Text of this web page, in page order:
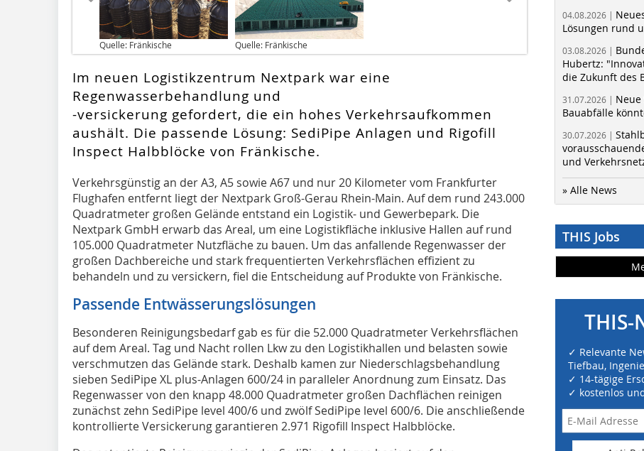
Quelle: Fränkische Quelle: Fränkische
Im neuen Logistikzentrum Nextpark war eine
Regenwasserbehandlung und
-versickerung gefordert, die ein hohes Verkehrsaufkommen
aushält. Die passende Lösung: SediPipe Anlagen und Rigofill
Inspect Halbblöcke von Fränkische.
Verkehrsgünstig an der A3, A5 sowie A67 und nur 20 Kilometer vom Frankfurter
Flughafen entfernt liegt der Nextpark Groß-Gerau Rhein-Main. Auf dem rund 243.000
Quadratmeter großen Gelände entstand ein Logistik- und Gewerbepark. Die
Nextpark GmbH erwarb das Areal, um eine Logistikfläche inklusive Hallen auf rund
105.000 Quadratmeter Nutzfläche zu bauen. Um das anfallende Regenwasser der
großen Dachbereiche und stark frequentierten Verkehrsflächen effizient zu
behandeln und zu versickern, fiel die Entscheidung auf Produkte von Fränkische.
Passende Entwässerungslösungen
Besonderen Reinigungsbedarf gab es für die 52.000 Quadratmeter Verkehrsflächen
auf dem Areal. Tag und Nacht rollen Lkw zu den Logistikhallen und belasten sowie
verschmutzen das Gelände stark. Deshalb kamen zur Niederschlagsbehandlung
sieben SediPipe XL plus-Anlagen 600/24 in paralleler Anordnung zum Einsatz. Das
Regenwasser von den knapp 48.000 Quadratmeter großen Dachflächen reinigen
zunächst zehn SediPipe level 400/6 und zwölf SediPipe level 600/6. Die anschließende
kontrollierte Versickerung garantieren 2.971 Rigofill Inspect Halbblöcke.
04.08.2026 |
Lösungen rund
03.08.2026 |
Hubertz:
die Zukunft des
31.07.2026 |
Bauabfälle
30.07.2026 |
und
» Alle News
THIS Jobs
✓ Relevante
Tiefbau,
✓ 14-tägige
✓ kostenlos